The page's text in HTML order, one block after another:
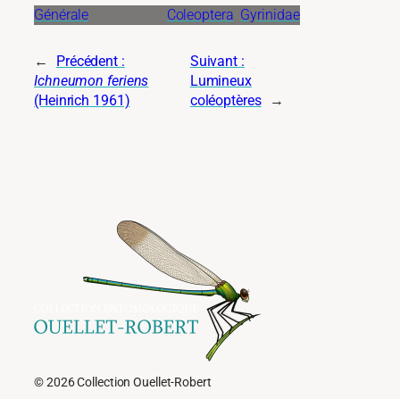
Générale Coleoptera Gyrinidae
←
Précédent :
Ichneumon feriens
(Heinrich 1961)
Suivant :
Lumineux
coléoptères
→
© 2026 Collection Ouellet-Robert